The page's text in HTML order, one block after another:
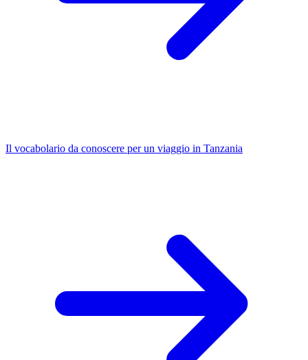
Il vocabolario da conoscere per un viaggio in Tanzania